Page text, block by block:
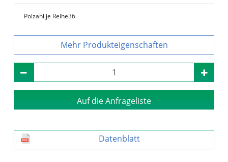
Polzahl je Reihe36
Produkteigenschaften
Auf die Anfrageliste
Datenblatt